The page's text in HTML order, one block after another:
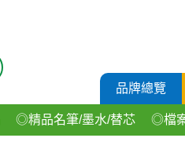
品牌總覽
◎精品名筆/墨水/替芯 ◎檔